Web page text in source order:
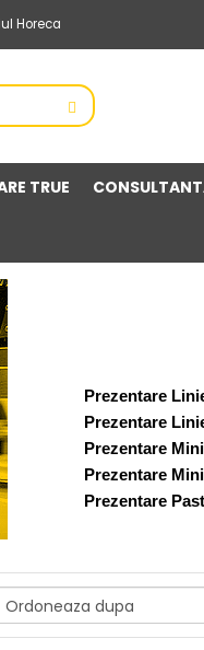
Horeca
TRUE
Prezentare
Prezentare
Prezentare
Prezentare
Prezentare